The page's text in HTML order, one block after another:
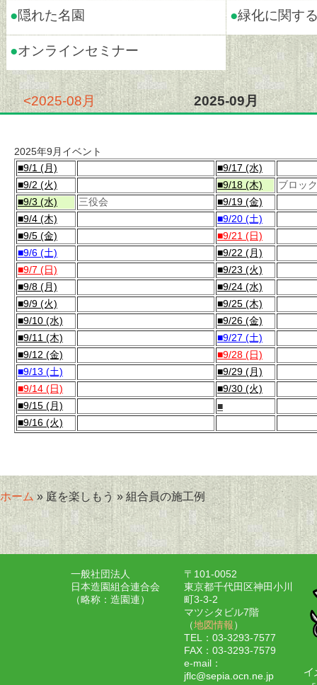
●隠れた名園 ●緑化に関す
●オンラインセミナー
<2025-08月 2025-09月
2025年9月イベント
■9/1 (月)
■9/17 (水)
■9/2 (火)
■9/18 (木)
ブロッ
■9/3 (水)
三役会
■9/19 (金)
■9/4 (木)
■9/20 (土)
■9/5 (金)
■9/21 (日)
■9/6 (土)
■9/22 (月)
■9/7 (日)
■9/23 (火)
■9/8 (月)
■9/24 (水)
■9/9 (火)
■9/25 (木)
■9/10 (水)
■9/26 (金)
■9/11 (木)
■9/27 (土)
■9/12 (金)
■9/28 (日)
■9/13 (土)
■9/29 (月)
■9/14 (日)
■9/30 (火)
■9/15 (月)
■
■9/16 (火)
ホーム » 庭を楽しもう » 組合員の施工例
一般社団法人
日本造園組合連合会
（略称：造園連）
〒101-0052
東京都千代田区神田小川
町3-3-2
マツシタビル7階
（地図情報）
TEL：03-3293-7577
FAX：03-3293-7579
e-mail：
jflc@sepia.ocn.ne.jp